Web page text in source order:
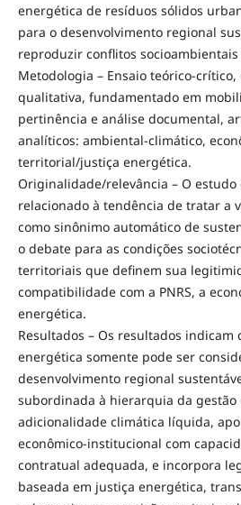
energética de resíduos sólidos
para o desenvolvimento regional
reproduzir conflitos
Metodologia – Ensaio teórico-
qualitativa, fundamentado em
pertinência e análise documental,
analíticos: ambiental-climático,
territorial/justiça energética.
Originalidade/relevância – O
relacionado à tendência de tratar a
como sinônimo automático de
o debate para as condições
territoriais que definem sua
compatibilidade com a PNRS, a
energética.
Resultados – Os resultados indicam
energética somente pode ser
desenvolvimento regional
subordinada à hierarquia da
adicionalidade climática líquida,
econômico-institucional com
contratual adequada, e incorpora
baseada em justiça energética,